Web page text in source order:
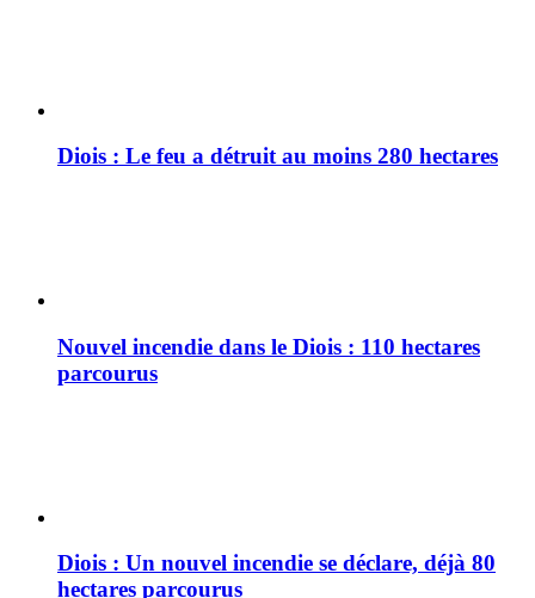
Diois : Le feu a détruit au moins 280 hectares
Nouvel incendie dans le Diois : 110 hectares
parcourus
Diois : Un nouvel incendie se déclare, déjà 80
hectares parcourus